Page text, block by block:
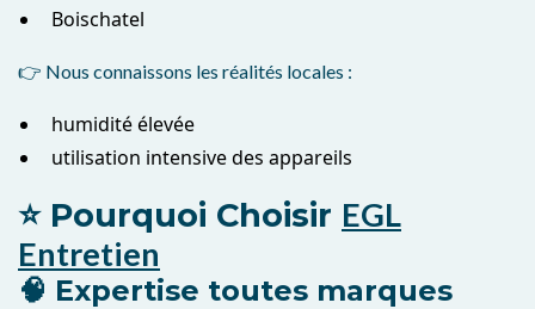
Boischatel
👉 Nous connaissons les réalités locales :
humidité élevée
utilisation intensive des appareils
⭐ Pourquoi Choisir EGL
Entretien
🧠 Expertise toutes marques